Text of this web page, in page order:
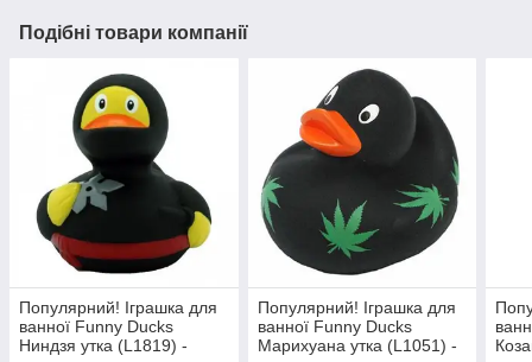
Подібні товари компанії
Популярний! Іграшка для
ванної Funny Ducks
Ниндзя утка (L1819) -
Популярний! Іграшка для
ванної Funny Ducks
Марихуана утка (L1051) -